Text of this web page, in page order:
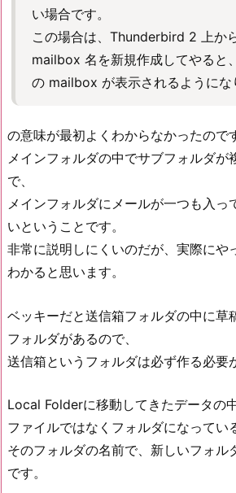
い場合です。
この場合は、Thunderbird 2 上か
mailbox 名を新規作成してやると
の mailbox が表示されるようにな
の意味が最初よくわからなかったので
メインフォルダの中でサブフォルダが
で、
メインフォルダにメールが一つも入っ
いということです。
非常に説明しにくいのだが、実際にや
わかると思います。
ベッキーだと送信箱フォルダの中に草
フォルダがあるので、
送信箱というフォルダは必ず作る必要
Local Folderに移動してきたデータの中
ファイルではなくフォルダになってい
そのフォルダの名前で、新しいフォル
です。